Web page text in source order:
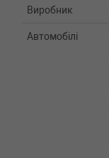
Виробник
Автомобілі